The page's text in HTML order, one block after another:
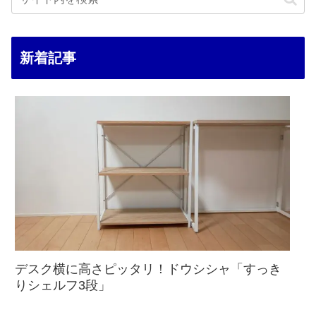
新着記事
デスク横に高さピッタリ！ドウシシャ「すっき
りシェルフ3段」